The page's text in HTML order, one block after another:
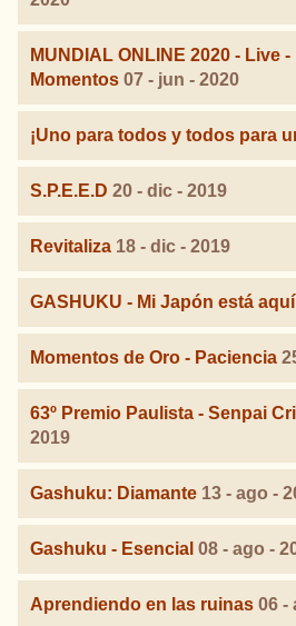
MUNDIAL ONLINE 2020 - Live
Momentos 07 - jun - 2020
¡Uno para todos y todos para
S.P.E.E.D 20 - dic - 2019
Revitaliza 18 - dic - 2019
GASHUKU - Mi Japón está aquí
Momentos de Oro - Paciencia
63º Premio Paulista - Senpai
2019
Gashuku: Diamante 13 - ago -
Gashuku - Esencial 08 - ago -
Aprendiendo en las ruinas 06 -